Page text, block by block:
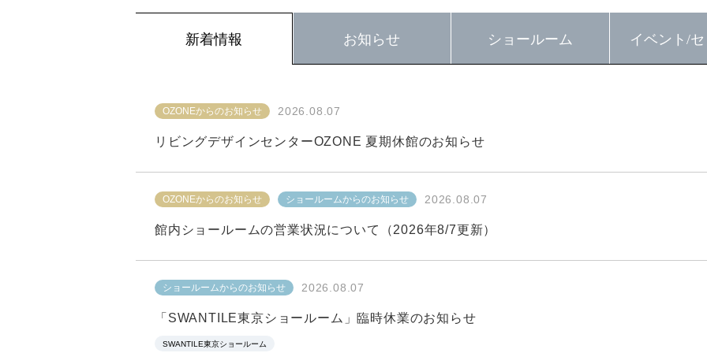
新着情報 お知らせ ショールーム イベント/
OZONEからのお知らせ 2026.08.07
リビングデザインセンターOZONE 夏期休館のお知らせ
OZONEからのお知らせ ショールームからのお知らせ 2026.08.07
館内ショールームの営業状況について（2026年8/7更新）
ショールームからのお知らせ 2026.08.07
「SWANTILE東京ショールーム」臨時休業のお知らせ
SWANTILE東京ショールーム
OZONEからのお知らせ 2026.08.07
OZONEからのお知らせ ショールームからのお知らせ 2026.08.07
OZONEからのお知らせ 2026.06.15
OZONEからのお知らせ ショールームからのお知らせ 2026.08.07
ショールームからのお知らせ 2026.08.07
SWANTILE東京ショールーム
イベント/セミナー ショールームからのお知らせ
イベント/セミナー ショールームからのお知らせ プロフェッショナルへのお知らせ
ハーフェレ ジャパン新宿ショールーム
イベント/セミナー プロフェッショナルへのお知らせ 2026.06.01
イベント/セミナー プロフェッショナルへのお知らせ
イベント/セミナー ショールームからのお知らせ 2026.08.02
イベント/セミナー ショールームからのお知らせ 2026.07.31